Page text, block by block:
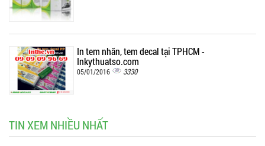
In tem nhãn, tem decal tại TPHCM -
Inkythuatso.com
05/01/2016 3330
TIN XEM NHIỀU NHẤT